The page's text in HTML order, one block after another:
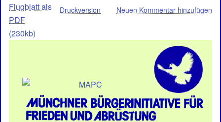
Druckversion Neuen Kommentar hinzufügen
Flugblatt als
PDF
(230kb)